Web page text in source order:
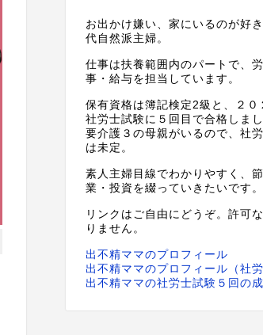
お出かけ嫌い、家にいるのが好
代自然派主婦。
仕事は扶養範囲内のパートで、
事・給与を担当しています。
保有資格は簿記検定2級と、２０
社労士試験に５回目で合格しま
要介護３の母親がいるので、社
は未定。
素人主婦目線でわかりやすく、
業・投資を綴っていきたいです。
リンクはご自由にどうぞ。許可
りません。
出不精ママのプロフィール
出不精ママのプロフィール（社労
出不精ママの社労士試験５回の